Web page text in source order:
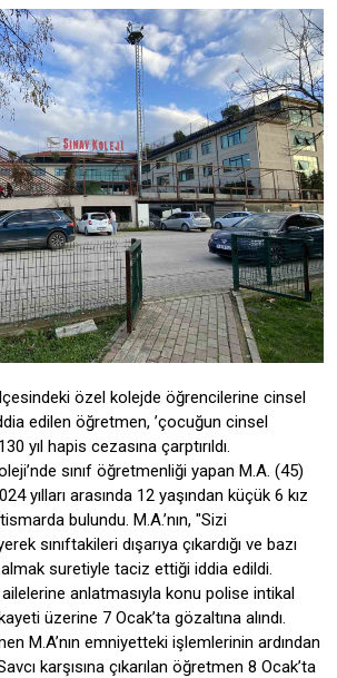
özel kolejde öğrencilerine cinsel
edilen öğretmen, ’çocuğun cinsel
yıl hapis cezasına çarptırıldı.
sınıf öğretmenliği yapan M.A. (45)
yılları arasında 12 yaşından küçük 6 kız
bulundu. M.A.’nın, "Sizi
sınıftakileri dışarıya çıkardığı ve bazı
suretiyle taciz ettiği iddia edildi.
anlatmasıyla konu polise intikal
üzerine 7 Ocak’ta gözaltına alındı.
M.A’nın emniyetteki işlemlerinin ardından
karşısına çıkarılan öğretmen 8 Ocak’ta